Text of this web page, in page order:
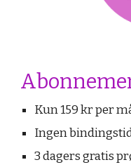
Kun 159 kr per
Ingen
3 dagers gratis